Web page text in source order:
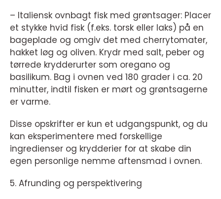
– Italiensk ovnbagt fisk med grøntsager: Placer
et stykke hvid fisk (f.eks. torsk eller laks) på en
bageplade og omgiv det med cherrytomater,
hakket løg og oliven. Krydr med salt, peber og
tørrede krydderurter som oregano og
basilikum. Bag i ovnen ved 180 grader i ca. 20
minutter, indtil fisken er mørt og grøntsagerne
er varme.
Disse opskrifter er kun et udgangspunkt, og du
kan eksperimentere med forskellige
ingredienser og krydderier for at skabe din
egen personlige nemme aftensmad i ovnen.
5. Afrunding og perspektivering